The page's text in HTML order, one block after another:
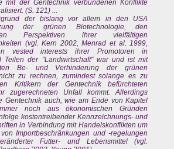
mit der Gentechnik verbundenen Konflikte
(S. 121) ...
der bislang vor allem in den USA
der grünen Biotechnologie, den
Perspektiven ihrer vielfältigen
(vgl. Kern 2002, Menrad et al. 1999,
vested interests ihrer Promotoren in
Teilen der "Landwirtschaft" war und ist mit
Be- und Verhinderung der grünen
zu rechnen, zumindest solange es zu
Kritikern der Gentechnik befürchteten
zugerechneten Unfall kommt. Allerdings
Gentechnik auch, wie am Ende von Kapitel
noch aus ökonomischen Gründen
kostentreibender Kennzeichnungs- und
in Verbindung mit Handelskonflikten um
Importbeschränkungen und -regelungen
Futter- und Lebensmittel (vgl.